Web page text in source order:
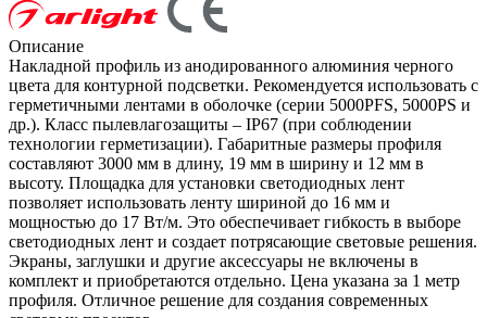
Описание
Накладной профиль из анодированного алюминия черного
цвета для контурной подсветки. Рекомендуется использовать с
герметичными лентами в оболочке (серии 5000PFS, 5000PS и
др.). Класс пылевлагозащиты – IP67 (при соблюдении
технологии герметизации). Габаритные размеры профиля
составляют 3000 мм в длину, 19 мм в ширину и 12 мм в
высоту. Площадка для установки светодиодных лент
позволяет использовать ленту шириной до 16 мм и
мощностью до 17 Вт/м. Это обеспечивает гибкость в выборе
светодиодных лент и создает потрясающие световые решения.
Экраны, заглушки и другие аксессуары не включены в
комплект и приобретаются отдельно. Цена указана за 1 метр
профиля. Отличное решение для создания современных